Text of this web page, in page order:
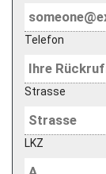
Telefon
Strasse
LKZ